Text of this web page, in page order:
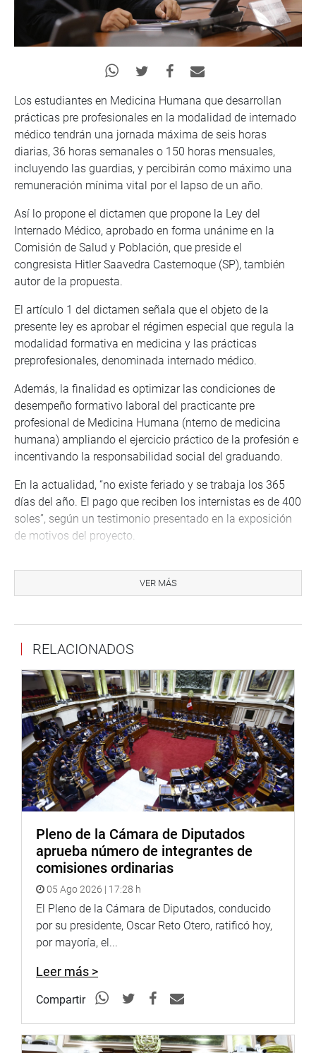
Los estudiantes en Medicina Humana que desarrollan
prácticas pre profesionales en la modalidad de internado
médico tendrán una jornada máxima de seis horas
diarias, 36 horas semanales o 150 horas mensuales,
incluyendo las guardias, y percibirán como máximo una
remuneración mínima vital por el lapso de un año.
Así lo propone el dictamen que propone la Ley del
Internado Médico, aprobado en forma unánime en la
Comisión de Salud y Población, que preside el
congresista Hitler Saavedra Casternoque (SP), también
autor de la propuesta.
El artículo 1 del dictamen señala que el objeto de la
presente ley es aprobar el régimen especial que regula la
modalidad formativa en medicina y las prácticas
preprofesionales, denominada internado médico.
Además, la finalidad es optimizar las condiciones de
desempeño formativo laboral del practicante pre
profesional de Medicina Humana (nterno de medicina
humana) ampliando el ejercicio práctico de la profesión e
incentivando la responsabilidad social del graduando.
En la actualidad, “no existe feriado y se trabaja los 365
días del año. El pago que reciben los internistas es de 400
soles”, según un testimonio presentado en la exposición
de motivos del proyecto.
expresa ni de ejecución de gasto. Su aplicación se
financia con cargo a los presupuestos institucionales de
adicionales al Tesoro Público.
Los congresistas Jéssica Córdova Lobatón (Avanza País),
Elva Julón Irigoin (APP), entre otros, saludaron la
propuesta por considerarla justa y necesaria.
Una vez aprobada en forma unánime, el presidente de la
comisión invitó a participar a la secretaria general de la
Federación Peruana de Medicina Humana, Ethel
Rodríguez López, quien agradeció esta decisión y dijo que
se trata de un hecho histórico, que esperaban desde hace
CAMBIAN MODALIDAD
trabajo, que preside Saavedra Casternoque, aprobó la
iniciativa de ley que plantea autorizar de manera única y
excepcional, ante la emergencia sanitaria, el cambio de
categoría del personal suboficial que haya efectuado
funciones de profesionales de armas o de servicios en la
sanidad de la Policía Nacional del Perú (PNP).
La propuesta es del periodo parlamentario 2020-2021 y
actualizada para el presente 2021-2026. Propone
otorgarle el grado que por tiempo de servicios y periodo
VER MÁS
RELACIONADOS
Pleno de la Cámara de Diputados
aprueba número de integrantes de
comisiones ordinarias
05 Ago 2026 | 17:28 h
El Pleno de la Cámara de Diputados, conducido
por su presidente, Oscar Reto Otero, ratificó hoy,
por mayoría, el...
Leer más >
Compartir